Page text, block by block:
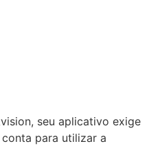
seu aplicativo exige
para utilizar a